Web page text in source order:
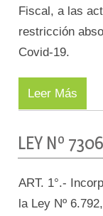
Fiscal, a las
restricción
Covid-19.
Leer Más
LEY Nº 7306
ART. 1°.-
la Ley Nº